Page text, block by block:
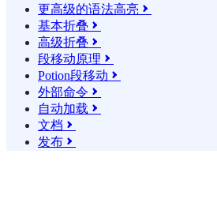
更高级的语法高亮 
基本折叠 
高级折叠 
段移动原理 
Potion段移动 
外部命令 
自动加载 
文档 
发布 